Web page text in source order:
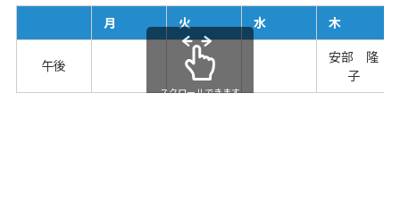
月 火 水 木
午後
安部 隆
子
スクロールできます